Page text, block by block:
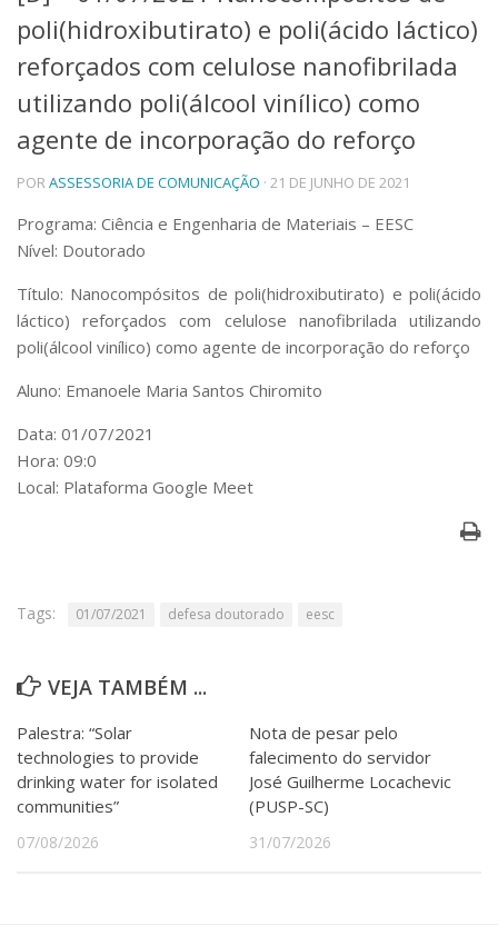
Telefones e Mapas
Pessoas
Ensino
Graduação
Pós-Graduação
Educação a distância
Cursos de Extensão
Pesquisa e Inovação
Linhas de Pesquisa
Pós-doutorado
Iniciação Científica
Transferência de Tecnologia
Empresas Juniores
Extensão à Comunidade
Projetos, Programas e Cursos
Artes, Cultura e Esportes
RH, Administrativo e Financeiro
Assessorias e Mídias
Aplicativos e Sites
Jornal da USP
Agenda de Eventos
Defesa de Teses
poli(hidroxibutirato) e poli(ácido láctico)
reforçados com celulose nanofibrilada
utilizando poli(álcool vinílico) como
agente de incorporação do reforço
PORASSESSORIA DE COMUNICAÇÃO · 21 DE JUNHO DE 2021
Programa: Ciência e Engenharia de Materiais – EESC
Nível: Doutorado
Título: Nanocompósitos de poli(hidroxibutirato) e poli(ácido
láctico) reforçados com celulose nanofibrilada utilizando
poli(álcool vinílico) como agente de incorporação do reforço
Aluno: Emanoele Maria Santos Chiromito
Data: 01/07/2021
Hora: 09:0
Local: Plataforma Google Meet
Tags: 01/07/2021 defesa doutorado eesc
VEJA TAMBÉM ...
Palestra: “Solar
technologies to provide
drinking water for isolated
communities”
07/08/2026
Nota de pesar pelo
falecimento do servidor
José Guilherme Locachevic
(PUSP-SC)
31/07/2026